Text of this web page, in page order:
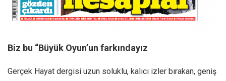
Yvonne Ridley
Ömer Kayani
Hasanali Yıldırım
Biz bu “Büyük Oyun’un farkındayız
Gerçek Hayat dergisi uzun soluklu, kalıcı izler bırakan, geniş